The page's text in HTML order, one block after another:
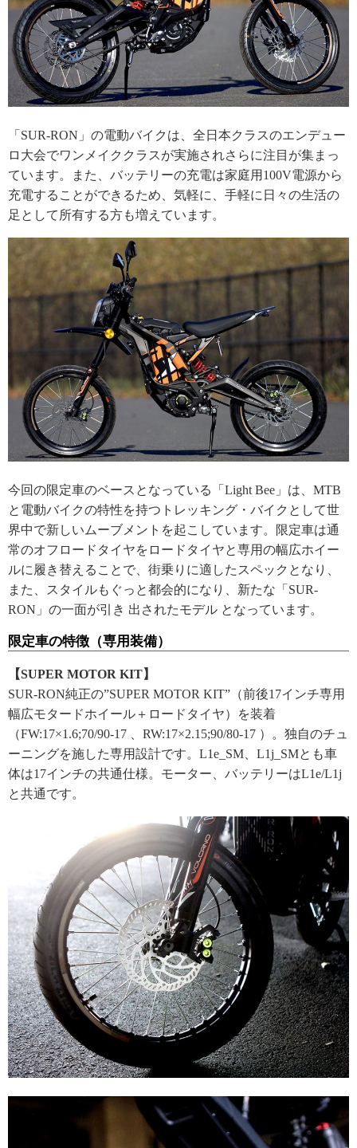
「SUR-RON」の電動バイクは、全日本クラスのエンデュー
ロ大会でワンメイククラスが実施されさらに注目が集まっ
ています。また、バッテリーの充電は家庭用100V電源から
充電することができるため、気軽に、手軽に日々の生活の
足として所有する方も増えています。
今回の限定車のベースとなっている「Light Bee」は、MTB
と電動バイクの特性を持つトレッキング・バイクとして世
界中で新しいムーブメントを起こしています。限定車は通
常のオフロードタイヤをロードタイヤと専用の幅広ホイー
ルに履き替えることで、街乗りに適したスペックとなり、
また、スタイルもぐっと都会的になり、新たな「SUR-
RON」の一面が引き 出されたモデル となっています。
限定車の特徴（専用装備）
【SUPER MOTOR KIT】
SUR-RON純正の”SUPER MOTOR KIT”（前後17インチ専用
幅広モタードホイール＋ロードタイヤ）を装着
（FW:17×1.6;70/90-17 、RW:17×2.15;90/80-17 ）。独自のチュ
ーニングを施した専用設計です。L1e_SM、L1j_SMとも車
体は17インチの共通仕様。モーター、バッテリーはL1e/L1j
と共通です。